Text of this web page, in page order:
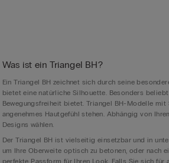
Was ist ein Triangel BH?
Ein Triangel BH zeichnet sich durch seine
bietet eine natürliche Silhouette. Besonders
Bewegungsfreiheit bietet. Triangel BH-Modelle
angenehmes Hautgefühl stehen. Abhängig von
Designs wählen.
Der Triangel BH ist vielseitig einsetzbar und in
um Ihre Oberweite optisch zu betonen, oder nach
perfekte Passform für Ihren Look. Falls Sie sich